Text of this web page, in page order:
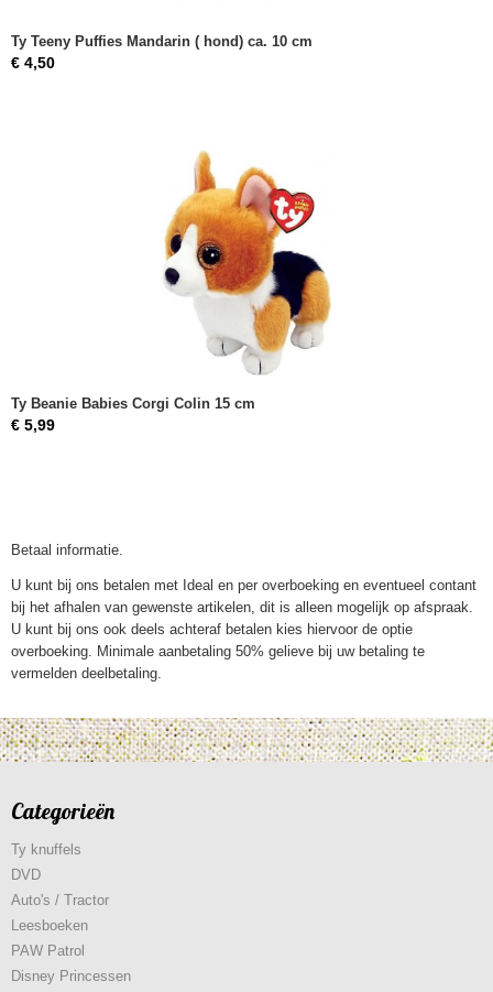
Ty Teeny Puffies Mandarin ( hond) ca. 10 cm
€ 4,50
Ty Beanie Babies Corgi Colin 15 cm
€ 5,99
Betaal informatie.
U kunt bij ons betalen met Ideal en per overboeking en eventueel contant
bij het afhalen van gewenste artikelen, dit is alleen mogelijk op afspraak.
U kunt bij ons ook deels achteraf betalen kies hiervoor de optie
overboeking. Minimale aanbetaling 50% gelieve bij uw betaling te
vermelden deelbetaling.
Categorieën
Ty knuffels
DVD
Auto's / Tractor
Leesboeken
PAW Patrol
Disney Princessen